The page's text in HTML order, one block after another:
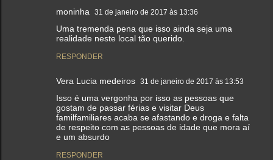
moninha 31 de janeiro de 2017 às 13:36
Uma tremenda pena que isso ainda seja uma
realidade neste local tão querido.
RESPONDER
Vera Lucia medeiros 31 de janeiro de 2017 às 13:53
Isso é uma vergonha por isso as pessoas que
gostam de passar férias e visitar Deus
familfamiliares acaba se afastando e droga e falta
de respeito com as pessoas de idade que mora aí
e um absurdo
RESPONDER